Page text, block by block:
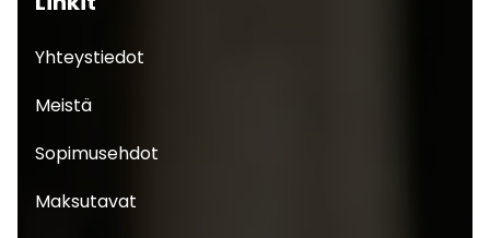
Yhteystiedot
Meistä
Sopimusehdot
Maksutavat